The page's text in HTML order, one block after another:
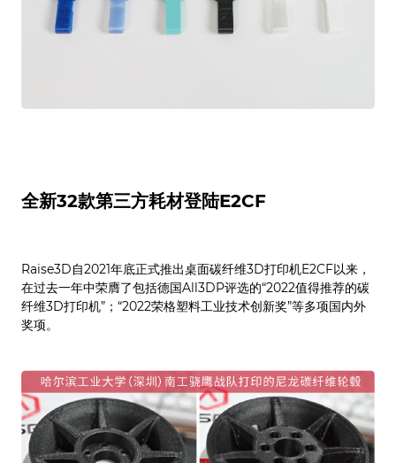
全新32款第三方耗材登陆E2CF
Raise3D自2021年底正式推出桌面碳纤维3D打印机E2CF以来，
在过去一年中荣膺了包括德国All3DP评选的“2022值得推荐的碳
纤维3D打印机”；“2022荣格塑料工业技术创新奖”等多项国内外
奖项。